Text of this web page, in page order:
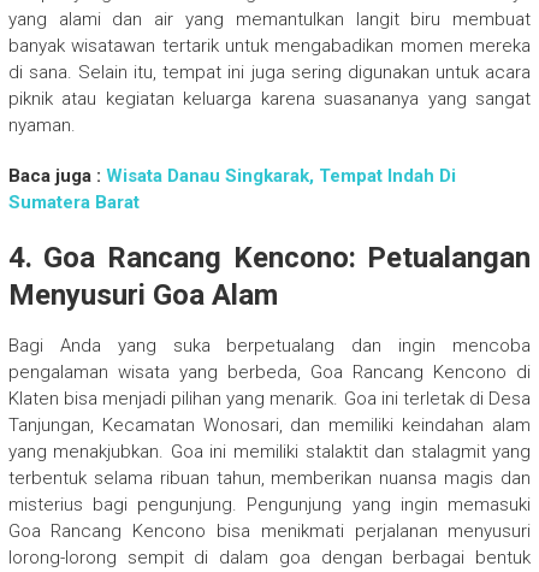
yang alami dan air yang memantulkan langit biru membuat
banyak wisatawan tertarik untuk mengabadikan momen mereka
di sana. Selain itu, tempat ini juga sering digunakan untuk acara
piknik atau kegiatan keluarga karena suasananya yang sangat
nyaman.
Baca juga : Wisata Danau Singkarak, Tempat Indah Di
Sumatera Barat
4. Goa Rancang Kencono: Petualangan
Menyusuri Goa Alam
Bagi Anda yang suka berpetualang dan ingin mencoba
pengalaman wisata yang berbeda, Goa Rancang Kencono di
Klaten bisa menjadi pilihan yang menarik. Goa ini terletak di Desa
Tanjungan, Kecamatan Wonosari, dan memiliki keindahan alam
yang menakjubkan. Goa ini memiliki stalaktit dan stalagmit yang
terbentuk selama ribuan tahun, memberikan nuansa magis dan
misterius bagi pengunjung. Pengunjung yang ingin memasuki
Goa Rancang Kencono bisa menikmati perjalanan menyusuri
lorong-lorong sempit di dalam goa dengan berbagai bentuk